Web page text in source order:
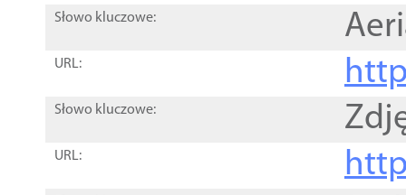
Słowo kluczowe:
URL:
Słowo kluczowe:
URL: